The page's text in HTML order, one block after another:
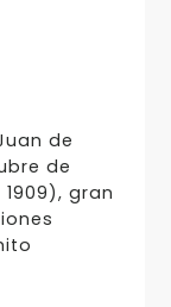
de
de
gran